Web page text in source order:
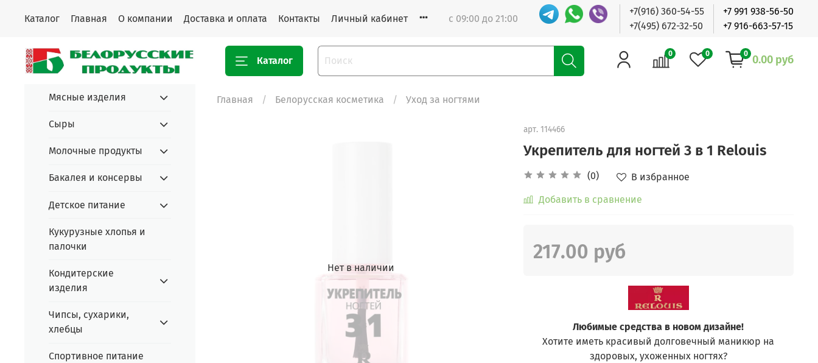
Каталог Главная О компании Доставка и оплата Контакты Личный кабинет с 09:00 до 21:00
+7(916) 360-54-55
+7(495) 672-32-50
+7 991 938-56-50
+7 916-663-57-15
Каталог
0 0 0 0.00 руб
Главная Белорусская косметика Уход за ногтями
Нет в наличии
арт. 114466
Укрепитель для ногтей 3 в 1 Relouis
(0)
В избранное
Добавить в сравнение
217.00 руб
Любимые средства в новом дизайне!
Хотите иметь красивый долговечный маникюр на
здоровых, ухоженных ногтях?
Мясные изделия
Сыры
Молочные продукты
Бакалея и консервы
Детское питание
Кукурузные хлопья и
палочки
Кондитерские
изделия
Чипсы, сухарики,
хлебцы
Спортивное питание